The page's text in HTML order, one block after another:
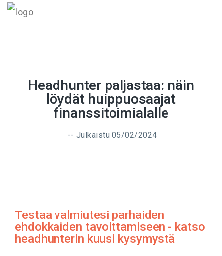
Headhunter paljastaa: näin
löydät huippuosaajat
finanssitoimialalle
-- Julkaistu 05/02/2024
Testaa valmiutesi parhaiden
ehdokkaiden tavoittamiseen - katso
headhunterin kuusi kysymystä